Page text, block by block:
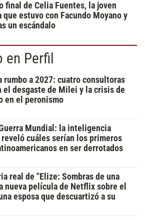
final de Celia Fuentes, la joven
que estuvo con Facundo Moyano y
un escándalo
Perfil
rumbo a 2027: cuatro consultoras
el desgaste de Milei y la crisis de
en el peronismo
Mundial: la inteligencia
cuáles serían los primeros
en ser derrotados
real de "Elize: Sombras de una
nueva película de Netflix sobre el
esposa que descuartizó a su